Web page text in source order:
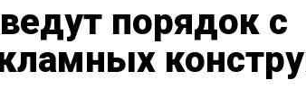
порядок с